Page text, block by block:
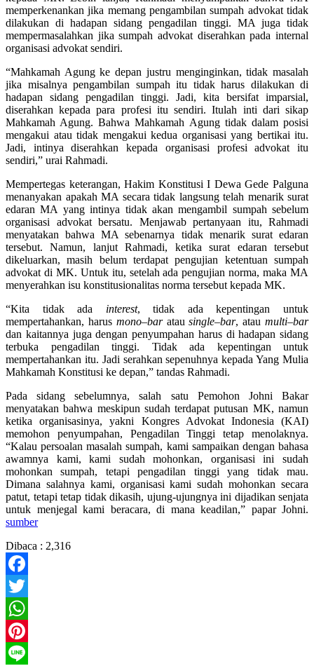
memperkenankan jika memang pengambilan sumpah advokat tidak
dilakukan di hadapan sidang pengadilan tinggi. MA juga tidak
mempermasalahkan jika sumpah advokat diserahkan pada internal
organisasi advokat sendiri.
“Mahkamah Agung ke depan justru menginginkan, tidak masalah
jika misalnya pengambilan sumpah itu tidak harus dilakukan di
hadapan sidang pengadilan tinggi. Jadi, kita bersifat imparsial,
diserahkan kepada para profesi itu sendiri. Itulah inti dari sikap
Mahkamah Agung. Bahwa Mahkamah Agung tidak dalam posisi
mengakui atau tidak mengakui kedua organisasi yang bertikai itu.
Jadi, intinya diserahkan kepada organisasi profesi advokat itu
sendiri,” urai Rahmadi.
Mempertegas keterangan, Hakim Konstitusi I Dewa Gede Palguna
menanyakan apakah MA secara tidak langsung telah menarik surat
edaran MA yang intinya tidak akan mengambil sumpah sebelum
organisasi advokat bersatu. Menjawab pertanyaan itu, Rahmadi
menyatakan bahwa MA sebenarnya tidak menarik surat edaran
tersebut. Namun, lanjut Rahmadi, ketika surat edaran tersebut
dikeluarkan, masih belum terdapat pengujian ketentuan sumpah
advokat di MK. Untuk itu, setelah ada pengujian norma, maka MA
menyerahkan isu konstitusionalitas norma tersebut kepada MK.
“Kita tidak ada interest, tidak ada kepentingan untuk
mempertahankan, harus mono–baratausingle–bar, ataumulti–bar
dan kaitannya juga dengan penyumpahan harus di hadapan sidang
terbuka pengadilan tinggi. Tidak ada kepentingan untuk
mempertahankan itu. Jadi serahkan sepenuhnya kepada Yang Mulia
Mahkamah Konstitusi ke depan,” tandas Rahmadi.
Pada sidang sebelumnya, salah satu Pemohon Johni Bakar
menyatakan bahwa meskipun sudah terdapat putusan MK, namun
ketika organisasinya, yakni Kongres Advokat Indonesia (KAI)
memohon penyumpahan, Pengadilan Tinggi tetap menolaknya.
“Kalau persoalan masalah sumpah, kami sampaikan dengan bahasa
awamnya kami, kami sudah mohonkan, organisasi ini sudah
mohonkan sumpah, tetapi pengadilan tinggi yang tidak mau.
Dimana salahnya kami, organisasi kami sudah mohonkan secara
patut, tetapi tetap tidak dikasih, ujung-ujungnya ini dijadikan senjata
untuk menjegal kami beracara, di mana keadilan,” papar Johni.
sumber
Dibaca : 2,316
Facebook
Twitter
WhatsApp
Pinterest